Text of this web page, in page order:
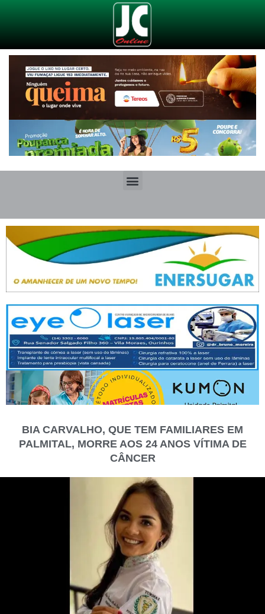
BIA CARVALHO, QUE TEM FAMILIARES EM
PALMITAL, MORRE AOS 24 ANOS VÍTIMA DE
CÂNCER